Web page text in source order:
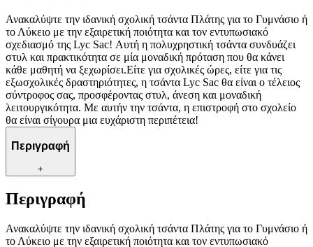
Ανακαλύψτε την ιδανική σχολική τσάντα Πλάτης για το Γυμνάσιο ή
το Λύκειο με την εξαιρετική ποιότητα και τον εντυπωσιακό
σχεδιασμό της Lyc Sac! Αυτή η πολυχρηστική τσάντα συνδυάζει
στυλ και πρακτικότητα σε μία μοναδική πρόταση που θα κάνει
κάθε μαθητή να ξεχωρίσει.Είτε για σχολικές ώρες, είτε για τις
εξωσχολικές δραστηριότητες, η τσάντα Lyc Sac θα είναι ο τέλειος
σύντροφος σας, προσφέροντας στυλ, άνεση και μοναδική
λειτουργικότητα. Με αυτήν την τσάντα, η επιστροφή στο σχολείο
θα είναι σίγουρα μια ευχάριστη περιπέτεια!
Περιγραφή
+
Περιγραφή
Ανακαλύψτε την ιδανική σχολική τσάντα Πλάτης για το Γυμνάσιο ή
το Λύκειο με την εξαιρετική ποιότητα και τον εντυπωσιακό